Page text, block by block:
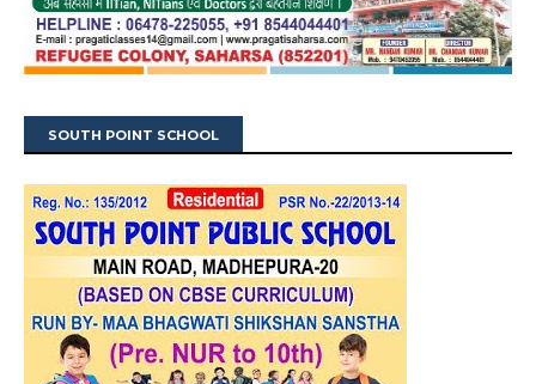
SOUTH POINT SCHOOL